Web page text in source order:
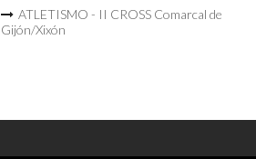
ATLETISMO - II CROSS Comarcal de
Gijón/Xixón